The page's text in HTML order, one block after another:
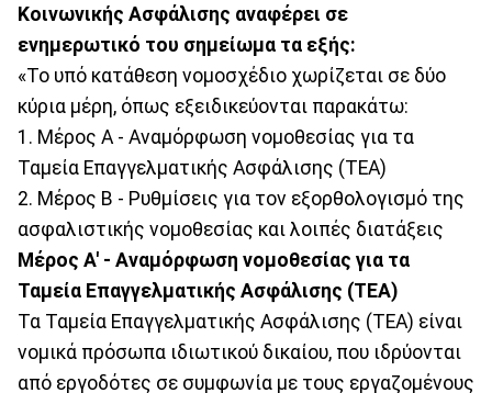
Κοινωνικής Ασφάλισης αναφέρει σε
ενημερωτικό του σημείωμα τα εξής:
«Το υπό κατάθεση νομοσχέδιο χωρίζεται σε δύο
κύρια μέρη, όπως εξειδικεύονται παρακάτω:
1. Μέρος Α - Αναμόρφωση νομοθεσίας για τα
Ταμεία Επαγγελματικής Ασφάλισης (ΤΕΑ)
2. Μέρος Β - Ρυθμίσεις για τον εξορθολογισμό της
ασφαλιστικής νομοθεσίας και λοιπές διατάξεις
Μέρος Α' - Αναμόρφωση νομοθεσίας για τα
Ταμεία Επαγγελματικής Ασφάλισης (ΤΕΑ)
Τα Ταμεία Επαγγελματικής Ασφάλισης (ΤΕΑ) είναι
νομικά πρόσωπα ιδιωτικού δικαίου, που ιδρύονται
από εργοδότες σε συμφωνία με τους εργαζομένους